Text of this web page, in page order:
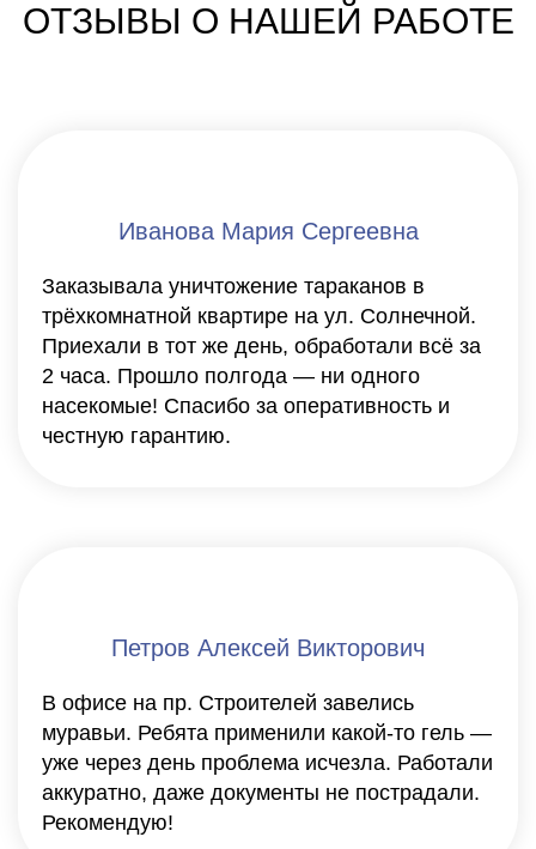
ОТЗЫВЫ О НАШЕЙ РАБОТЕ
Иванова Мария Сергеевна
Заказывала уничтожение тараканов в
трёхкомнатной квартире на ул. Солнечной.
Приехали в тот же день, обработали всё за
2 часа. Прошло полгода — ни одного
насекомые! Спасибо за оперативность и
честную гарантию.
Петров Алексей Викторович
В офисе на пр. Строителей завелись
муравьи. Ребята применили какой-то гель —
уже через день проблема исчезла. Работали
аккуратно, даже документы не пострадали.
Рекомендую!